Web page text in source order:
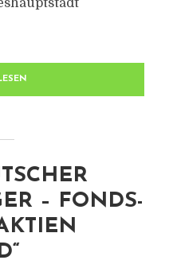
– FONDS-